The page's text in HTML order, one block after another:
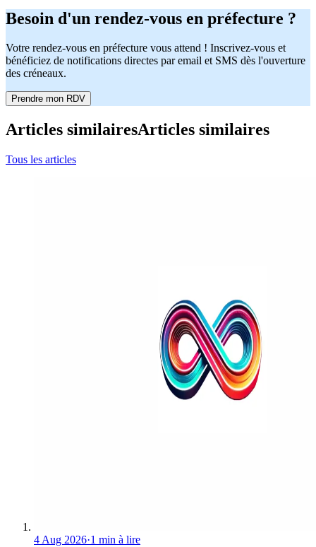
Besoin d'un rendez-vous en préfecture ?
Votre rendez-vous en préfecture vous attend ! Inscrivez-vous et
bénéficiez de notifications directes par email et SMS dès l'ouverture
des créneaux.
Prendre mon RDV
Articles similairesArticles similaires
Tous les articles
4 Aug 2026·1 min à lire